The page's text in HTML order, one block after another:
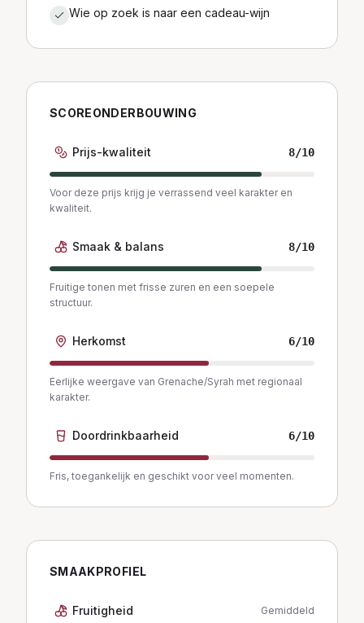
Wie op zoek is naar een cadeau-wijn
SCOREONDERBOUWING
Prijs-kwaliteit 8/10
Voor deze prijs krijg je verrassend veel karakter en
kwaliteit.
Smaak & balans 8/10
Fruitige tonen met frisse zuren en een soepele
structuur.
Herkomst 6/10
Eerlijke weergave van Grenache/Syrah met regionaal
karakter.
Doordrinkbaarheid 6/10
Fris, toegankelijk en geschikt voor veel momenten.
SMAAKPROFIEL
Fruitigheid Gemiddeld